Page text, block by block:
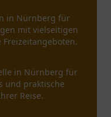
in Nürnberg für
mit vielseitigen
in Nürnberg für
und praktische
Reise.